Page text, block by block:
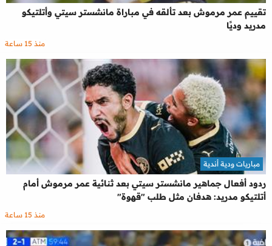
تقييم عمر مرموش بعد تألقه في مباراة مانشستر سيتي وأتلتيكو
مدريد وديًا
منذ 15 ساعة
ردود أفعال جماهير مانشستر سيتي بعد ثنائية عمر مرموش أمام
أتلتيكو مدريد: هدفان مثل طلب "قهوة"
مباريات ودية أندية
منذ 15 ساعة